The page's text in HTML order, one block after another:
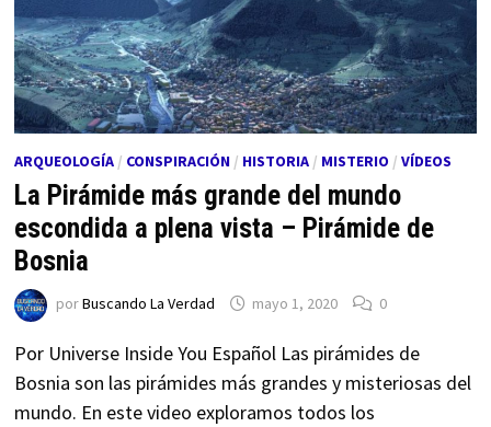
ARQUEOLOGÍA/ CONSPIRACIÓN/ HISTORIA/ MISTERIO / VÍDEOS
La Pirámide más grande del mundo
escondida a plena vista – Pirámide de
Bosnia
porBuscando La Verdad mayo 1, 2020 0
Por Universe Inside You Español Las pirámides de
Bosnia son las pirámides más grandes y misteriosas del
mundo. En este video exploramos todos los